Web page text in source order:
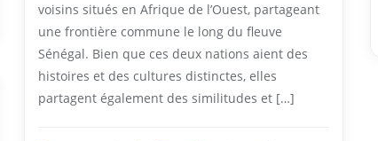
voisins situés en Afrique de l’Ouest, partageant
une frontière commune le long du fleuve
Sénégal. Bien que ces deux nations aient des
histoires et des cultures distinctes, elles
partagent également des similitudes et […]